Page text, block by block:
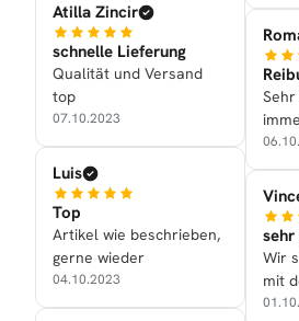
Atilla Zincir
schnelle Lieferung
Qualität und Versand
top
07.10.2023
Luis
Top
Artikel wie beschrieben,
gerne wieder
04.10.2023
sehr
Wir
mit